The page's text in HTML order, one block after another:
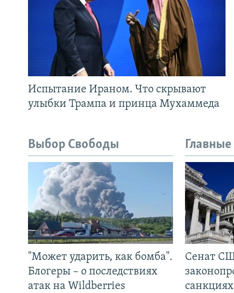
Испытание Ираном. Что скрывают
улыбки Трампа и принца Мухаммеда
Выбор Свободы
"Может ударить, как бомба".
Блогеры – о последствиях
атак на Wildberries
Сенат